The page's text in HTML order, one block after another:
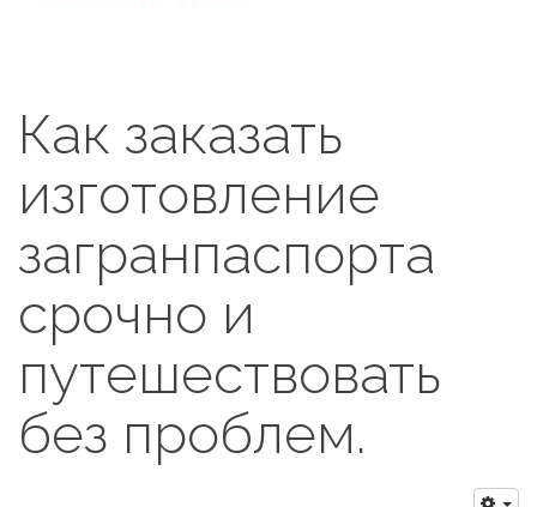
Как заказать
изготовление
загранпаспорта
срочно и
путешествовать
без проблем.